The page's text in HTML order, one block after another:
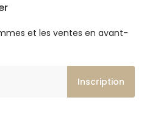
et les ventes en avant-
Inscription